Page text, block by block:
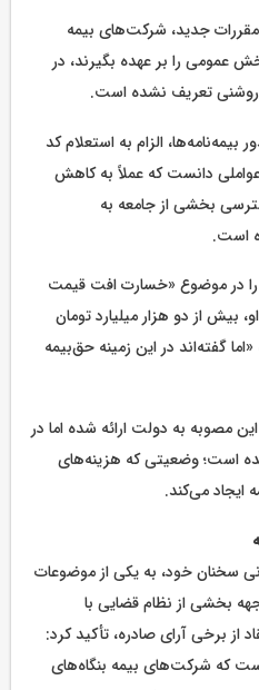
مقررات جدید، شرکت‌های بیمه
را بر عهده بگیرند، در
تعریف نشده است.
بیمه‌نامه‌ها، الزام به استعلام کد
دانست که عملاً به کاهش
بخشی از جامعه به
است.
را در موضوع «خسارت افت قیمت
بیش از دو هزار میلیارد تومان
گفته‌اند در این زمینه حق‌بیمه
مصوبه به دولت ارائه شده اما در
است؛ وضعیتی که هزینه‌های
ایجاد می‌کند.
سخنان خود، به یکی از موضوعات
بخشی از نظام قضایی با
از برخی آرای صادره، تأکید کرد:
که شرکت‌های بیمه بنگاه‌های